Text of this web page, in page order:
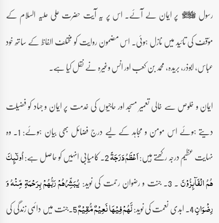
رسول صلى‌الله‌عليه‌وآله‌وسلم پر ایمان لے آئے۔ اس پر یہ آیت حضرت علی علیہ السلام کے
مؤقف کی تائید میں نازل ہوئی۔ اس مضمون روایت کو مختلف الفاظ کے ساتھ خود
عباس، ابوذر، بریدہ، محمد بن کعب اور انس وغیرہ نے نقل کیا ہے۔
ایمان و خلوص سے خالی تعمیر مسجد اور حاجیوں کی خدمت پر ایمان و جہاد کو فضیلت
دیتے ہوئے اس مومن و مجاہد کے لیے درج فضائل بھی بیان ہوئے: 1۔ وہ
نہایت عظیم درجہ رکھتے ہیں:اَعۡظَمُ دَرَجَۃً2۔ کامیابی انہیں کو حاصل ہے:
اُولٰٓئِکَ
ہُمُ الۡفَآئِزُوۡنَ۔ 3۔ جنت و رضوان رحمت کی نوید:
یُبَشِّرُہُمۡ رَبُّہُمۡ بِرَحۡمَۃٍ مِّنۡہُ وَ
رِضۡوَانٍ4۔ ابدی نعمت کی نوید: لَّہُمۡ فِیۡہَا نَعِیۡمٌ مُّقِیۡمٌ 5۔جنت میں دائمی زندگی کی